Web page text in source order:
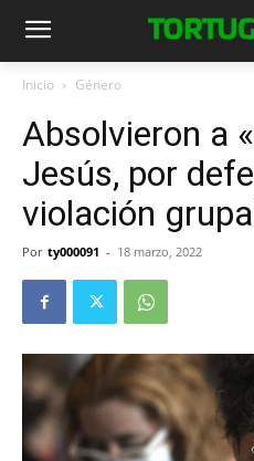
Inicio Género
Absolvieron a
Jesús, por
violación
Por ty000091 - 18 marzo, 2022